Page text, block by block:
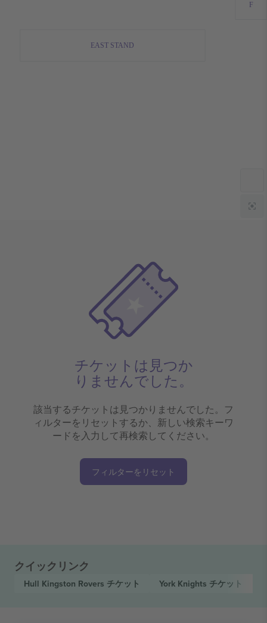
EAST STAND
F
チケットは見つか
りませんでした。
該当するチケットは見つかりませんでした。フ
ィルターをリセットするか、新しい検索キーワ
ードを入力して再検索してください。
フィルターをリセット
クイックリンク
Hull Kingston Rovers チケット York Knights チケット